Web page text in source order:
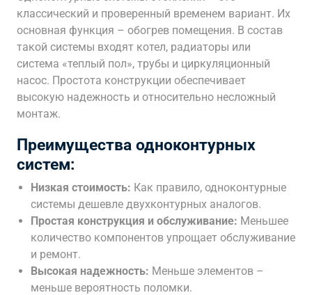
классический и проверенный временем вариант. Их
основная функция – обогрев помещения. В состав
такой системы входят котел, радиаторы или
система «теплый пол», трубы и циркуляционный
насос. Простота конструкции обеспечивает
высокую надежность и относительно несложный
монтаж.
Преимущества одноконтурных
систем:
Низкая стоимость: Как правило, одноконтурные
системы дешевле двухконтурных аналогов.
Простая конструкция и обслуживание: Меньшее
количество компонентов упрощает обслуживание
и ремонт.
Высокая надежность: Меньше элементов –
меньше вероятность поломки.